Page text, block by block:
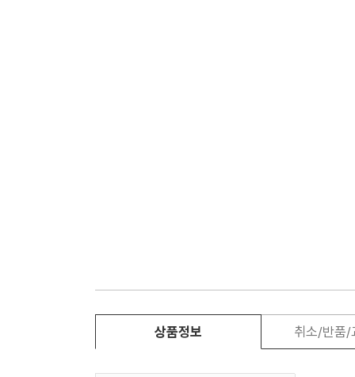
상품정보 취소/반품/